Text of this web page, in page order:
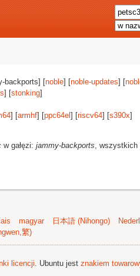
backports] [noble] [noble-updates] [
] [stonking]
] [armhf] [ppc64el ] [riscv64] [s390x]
w gałęzi: jammy-backports, wszystkich
magyar 日本語 (Nihongo)
繁)
licencji. Ubuntu jest znakiem